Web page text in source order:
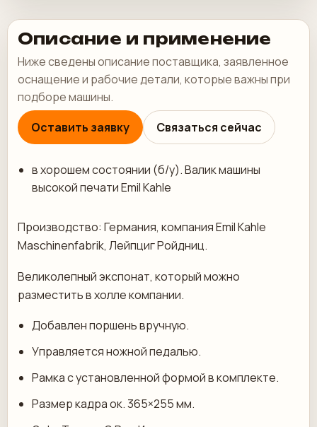
Описание и применение
Ниже сведены описание поставщика, заявленное
оснащение и рабочие детали, которые важны при
подборе машины.
Оставить заявку
Связаться сейчас
в хорошем состоянии (б/у). Валик машины
высокой печати Emil Kahle
Производство: Германия, компания Emil Kahle
Maschinenfabrik, Лейпциг Ройдниц.
Великолепный экспонат, который можно
разместить в холле компании.
Добавлен поршень вручную.
Управляется ножной педалью.
Рамка с установленной формой в комплекте.
Размер кадра ок. 365×255 мм.